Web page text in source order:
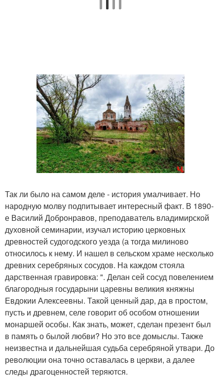
Так ли было на самом деле - история умалчивает. Но
народную молву подпитывает интересный факт. В 1890-
е Василий Добронравов, преподаватель владимирской
духовной семинарии, изучал историю церковных
древностей судогодского уезда (а тогда милиново
относилось к нему. И нашел в сельском храме несколько
древних серебряных сосудов. На каждом стояла
дарственная гравировка: ". Делан сей сосуд повелением
благородныя государыни царевны великия княжны
Евдокии Алексеевны. Такой ценный дар, да в простом,
пусть и древнем, селе говорит об особом отношении
монаршей особы. Как знать, может, сделан презент был
в память о былой любви? Но это все домыслы. Также
неизвестна и дальнейшая судьба серебряной утвари. До
революции она точно оставалась в церкви, а далее
следы драгоценностей теряются.